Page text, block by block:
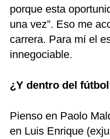
porque esta
una vez”. Eso me
carrera. Para mí el
innegociable.
¿Y dentro del
Pienso en Paolo
en Luis Enrique